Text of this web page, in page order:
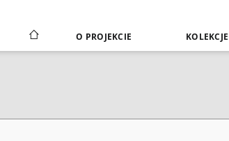
O PROJEKCIE KOLEKCJE